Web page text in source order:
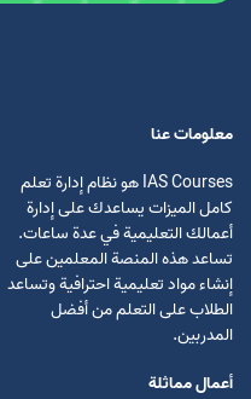
معلومات عنا
IAS Courses هو نظام إدارة تعلم
كامل الميزات يساعدك على إدارة
أعمالك التعليمية في عدة ساعات.
تساعد هذه المنصة المعلمين على
إنشاء مواد تعليمية احترافية وتساعد
الطلاب على التعلم من أفضل
المدربين.
أعمال مماثلة